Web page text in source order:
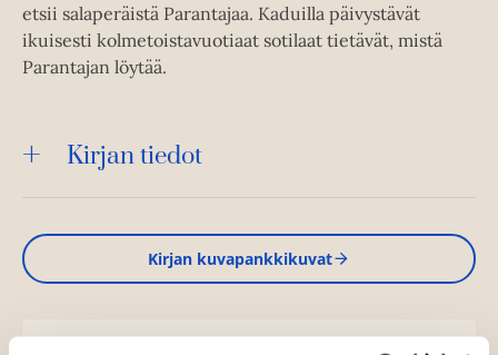
etsii salaperäistä Parantajaa. Kaduilla päivystävät
ikuisesti kolmetoistavuotiaat sotilaat tietävät, mistä
Parantajan löytää.
Kirjan tiedot
Kirjan kuvapankkikuvat